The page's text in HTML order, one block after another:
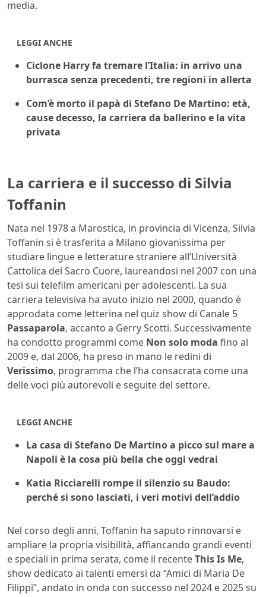
media.
LEGGI ANCHE
Ciclone Harry fa tremare l’Italia: in arrivo una
burrasca senza precedenti, tre regioni in allerta
Com’è morto il papà di Stefano De Martino: età,
cause decesso, la carriera da ballerino e la vita
privata
La carriera e il successo di Silvia
Toffanin
Nata nel 1978 a Marostica, in provincia di Vicenza, Silvia
Toffanin si è trasferita a Milano giovanissima per
studiare lingue e letterature straniere all’Università
Cattolica del Sacro Cuore, laureandosi nel 2007 con una
tesi sui telefilm americani per adolescenti. La sua
carriera televisiva ha avuto inizio nel 2000, quando è
approdata come letterina nel quiz show di Canale 5
Passaparola, accanto a Gerry Scotti. Successivamente
ha condotto programmi come Non solo moda fino al
2009 e, dal 2006, ha preso in mano le redini di
Verissimo, programma che l’ha consacrata come una
delle voci più autorevoli e seguite del settore.
LEGGI ANCHE
La casa di Stefano De Martino a picco sul mare a
Napoli è la cosa più bella che oggi vedrai
Katia Ricciarelli rompe il silenzio su Baudo:
perché si sono lasciati, i veri motivi dell’addio
Nel corso degli anni, Toffanin ha saputo rinnovarsi e
ampliare la propria visibilità, affiancando grandi eventi
e speciali in prima serata, come il recenteThis Is Me,
show dedicato ai talenti emersi da “Amici di Maria De
Filippi”, andato in onda con successo nel 2024 e 2025 su